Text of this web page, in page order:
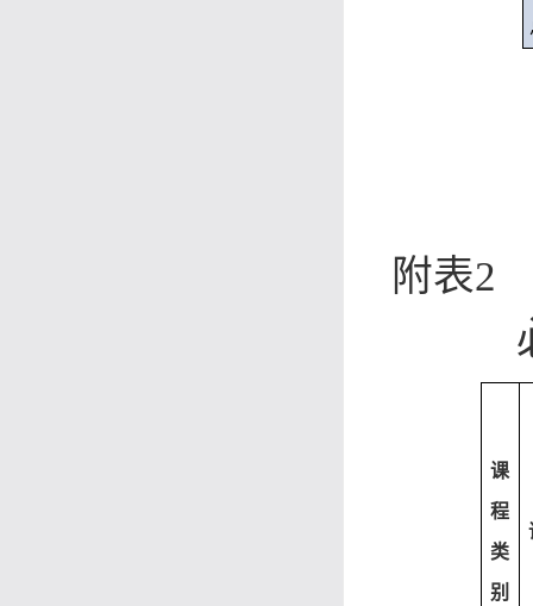
附表2
课
程
类
别